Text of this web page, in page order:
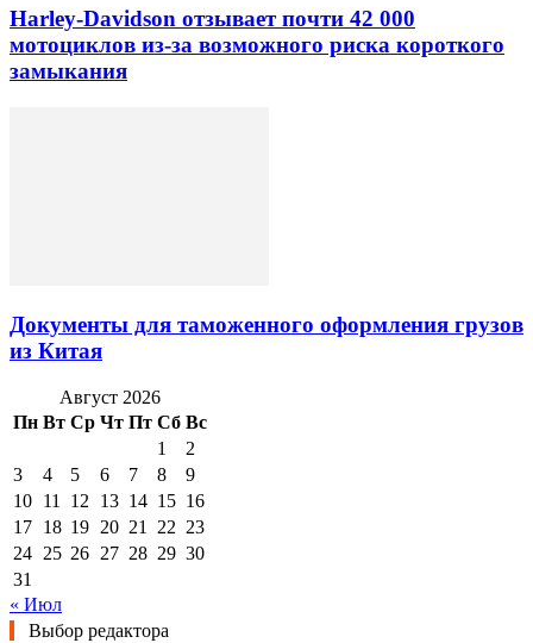
Harley-Davidson отзывает почти 42 000
мотоциклов из-за возможного риска короткого
замыкания
Документы для таможенного оформления грузов
из Китая
Август 2026
Пн Вт Ср Чт Пт Сб Вс
1
2
3
4 5 6 7 8
9
10 11 12 13 14 15 16
17 18 19 20 21 22 23
24 25 26 27 28 29 30
31
« Июл
Выбор редактора